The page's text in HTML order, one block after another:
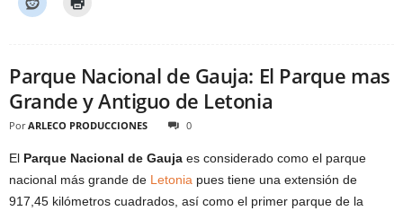
Parque Nacional de Gauja: El Parque mas
Grande y Antiguo de Letonia
Por ARLECO PRODUCCIONES 0
El Parque Nacional de Gauja es considerado como el parque
nacional más grande de Letonia pues tiene una extensión de
917,45 kilómetros cuadrados, así como el primer parque de la